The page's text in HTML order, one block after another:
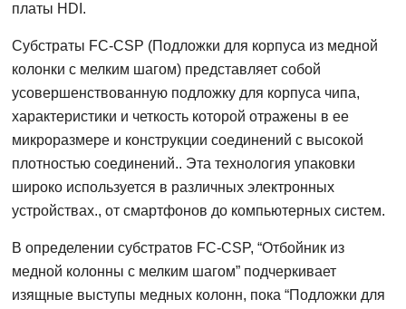
платы HDI.
Субстраты FC-CSP (Подложки для корпуса из медной
колонки с мелким шагом) представляет собой
усовершенствованную подложку для корпуса чипа,
характеристики и четкость которой отражены в ее
микроразмере и конструкции соединений с высокой
плотностью соединений.. Эта технология упаковки
широко используется в различных электронных
устройствах., от смартфонов до компьютерных систем.
В определении субстратов FC-CSP, “Отбойник из
медной колонны с мелким шагом” подчеркивает
изящные выступы медных колонн, пока “Подложки для